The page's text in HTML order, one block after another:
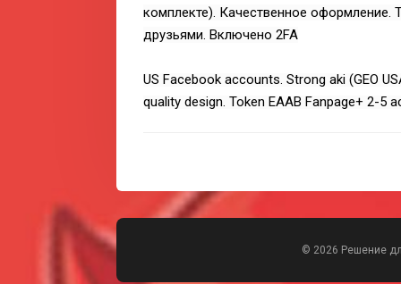
комплекте). Качественное оформление.
друзьями. Включено 2FA
US Facebook accounts. Strong aki (GEO
quality design. Token EAAB Fanpage+ 2-5
© 2026 Решение